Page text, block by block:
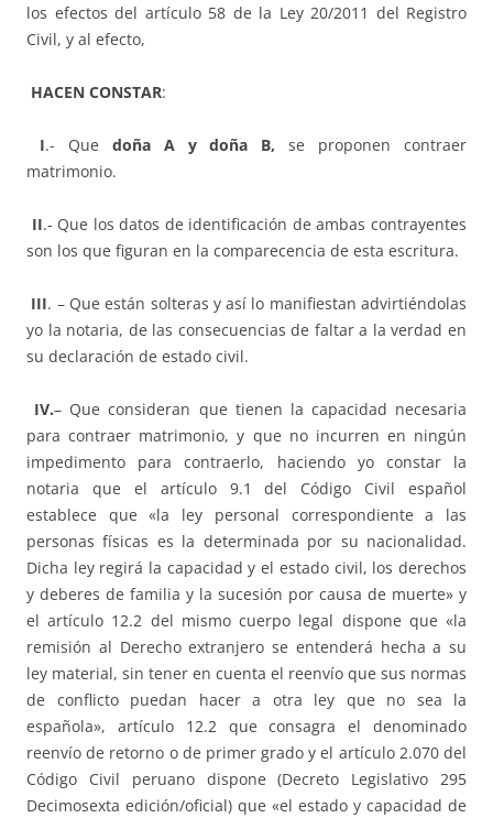
los efectos del artículo 58 de la Ley 20/2011 del Registro
Civil, y al efecto,
HACEN CONSTAR:
I.- Que doña A y doña B, se proponen contraer
matrimonio.
II.- Que los datos de identificación de ambas contrayentes
son los que figuran en la comparecencia de esta escritura.
III. – Que están solteras y así lo manifiestan advirtiéndolas
yo la notaria, de las consecuencias de faltar a la verdad en
su declaración de estado civil.
IV.– Que consideran que tienen la capacidad necesaria
para contraer matrimonio, y que no incurren en ningún
impedimento para contraerlo, haciendo yo constar la
notaria que el artículo 9.1 del Código Civil español
establece que «la ley personal correspondiente a las
personas físicas es la determinada por su nacionalidad.
Dicha ley regirá la capacidad y el estado civil, los derechos
y deberes de familia y la sucesión por causa de muerte» y
el artículo 12.2 del mismo cuerpo legal dispone que «la
remisión al Derecho extranjero se entenderá hecha a su
ley material, sin tener en cuenta el reenvío que sus normas
de conflicto puedan hacer a otra ley que no sea la
española», artículo 12.2 que consagra el denominado
reenvío de retorno o de primer grado y el artículo 2.070 del
Código Civil peruano dispone (Decreto Legislativo 295
Decimosexta edición/oficial) que «el estado y capacidad de